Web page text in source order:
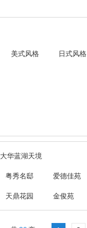
美式风格 日式风格
大华蓝湖天境
粤秀名邸 爱德佳苑
天鼎花园 金俊苑